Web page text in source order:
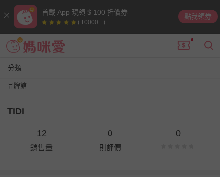
首載 App 現領 $ 100 折價券
( 10000+ )
點我領券
分類
品牌館
TiDi
12
銷售量
0
則評價
0